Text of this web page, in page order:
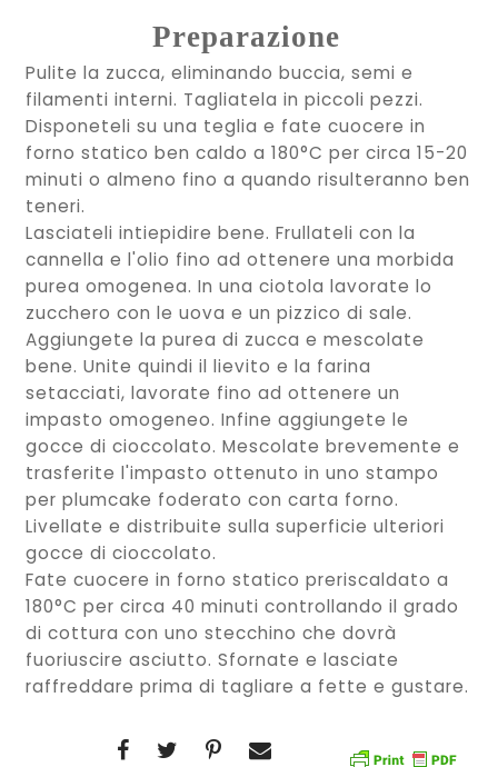
Preparazione
Pulite la zucca, eliminando buccia, semi e
filamenti interni. Tagliatela in piccoli pezzi.
Disponeteli su una teglia e fate cuocere in
forno statico ben caldo a 180°C per circa 15-20
minuti o almeno fino a quando risulteranno ben
teneri.
Lasciateli intiepidire bene. Frullateli con la
cannella e l'olio fino ad ottenere una morbida
purea omogenea. In una ciotola lavorate lo
zucchero con le uova e un pizzico di sale.
Aggiungete la purea di zucca e mescolate
bene. Unite quindi il lievito e la farina
setacciati, lavorate fino ad ottenere un
impasto omogeneo. Infine aggiungete le
gocce di cioccolato. Mescolate brevemente e
trasferite l'impasto ottenuto in uno stampo
per plumcake foderato con carta forno.
Livellate e distribuite sulla superficie ulteriori
gocce di cioccolato.
Fate cuocere in forno statico preriscaldato a
180°C per circa 40 minuti controllando il grado
di cottura con uno stecchino che dovrà
fuoriuscire asciutto. Sfornate e lasciate
raffreddare prima di tagliare a fette e gustare.